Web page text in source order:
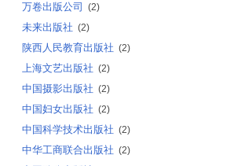
万卷出版公司 (2)
未来出版社 (2)
陕西人民教育出版社 (2)
上海文艺出版社 (2)
中国摄影出版社 (2)
中国妇女出版社 (2)
中国科学技术出版社 (2)
中华工商联合出版社 (2)